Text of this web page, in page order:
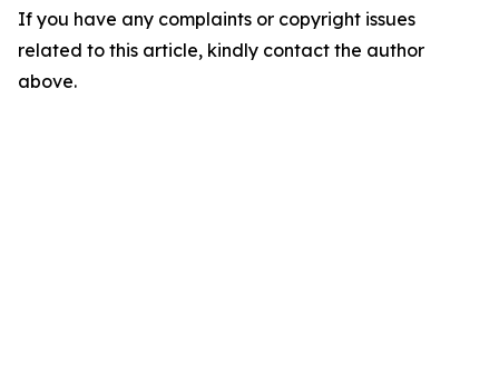
If you have any complaints or copyright issues
related to this article, kindly contact the author
above.